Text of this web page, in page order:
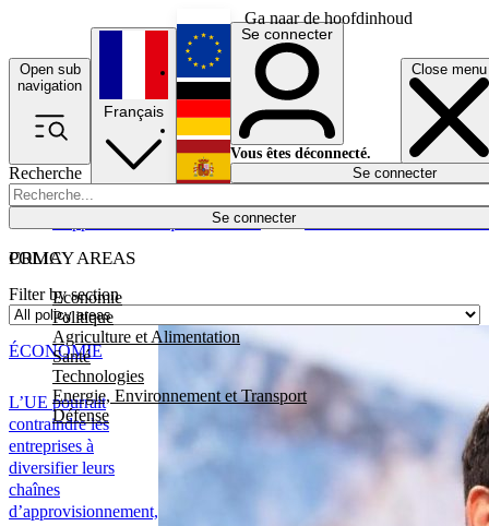
Ga naar de hoofdinhoud
Open sub
navigation
Close menu
Recherche
Se connecter
POLICY AREAS
Economie
Politique
Agriculture et Alimentation
Santé
Technologies
Energie, Environnement et Transport
Défense
Économie
Français
English
Deutsch
Español
Se connecter
Vous êtes déconnecté.
Se connecter
CRMA
Filter by section
L’UE pourrait
contraindre les
entreprises à
diversifier leurs
chaînes
d’approvisionnement,
ÉCONOMIE